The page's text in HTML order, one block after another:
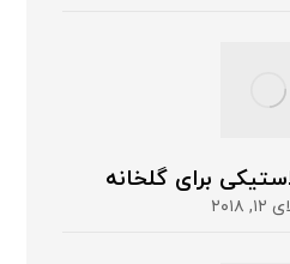
برای گلخانه
۲۰۱۸